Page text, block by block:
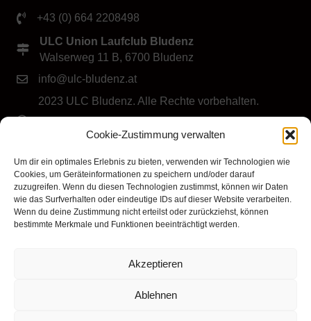
Cookie-Zustimmung verwalten
Um dir ein optimales Erlebnis zu bieten, verwenden wir Technologien wie
Cookies, um Geräteinformationen zu speichern und/oder darauf
zuzugreifen. Wenn du diesen Technologien zustimmst, können wir Daten
wie das Surfverhalten oder eindeutige IDs auf dieser Website verarbeiten.
Wenn du deine Zustimmung nicht erteilst oder zurückziehst, können
bestimmte Merkmale und Funktionen beeinträchtigt werden.
Akzeptieren
Ablehnen
+43 (0) 664 2208498
ULC Union Laufclub Bludenz
Walserweg 11 B, 6700 Bludenz
info@ulc-bludenz.at
2023 ULC Bludenz. Alle Rechte vorbehalten.
Folge dem ULC Bludenz
Klicke hier, um Marketing-Cookies zu